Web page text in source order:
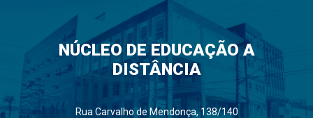
NÚCLEO DE EDUCAÇÃO A
DISTÂNCIA
Rua Carvalho de Mendonça, 138/140